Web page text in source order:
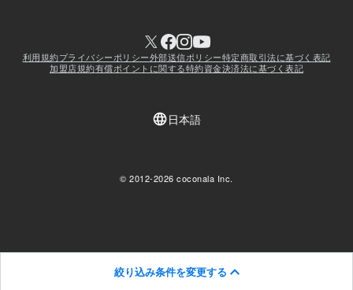
絞り込み条件を変更する